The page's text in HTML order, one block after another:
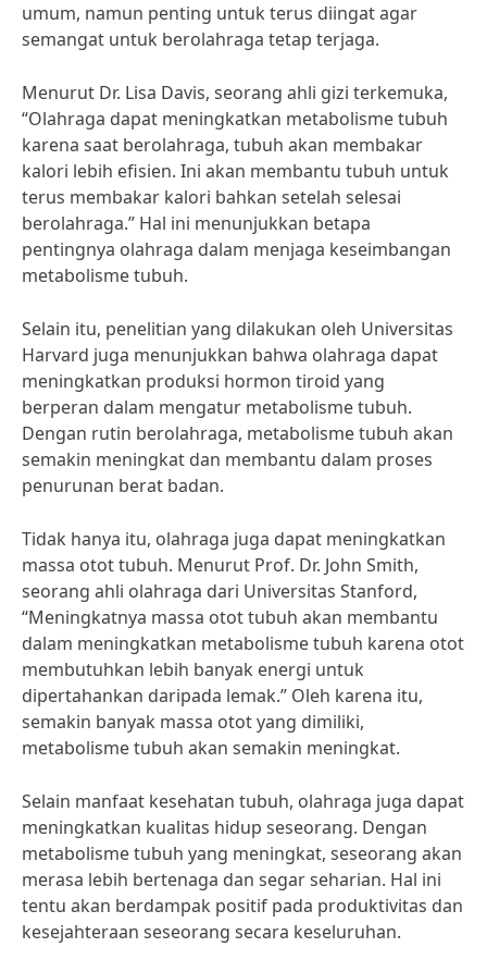
umum, namun penting untuk terus diingat agar
semangat untuk berolahraga tetap terjaga.
Menurut Dr. Lisa Davis, seorang ahli gizi terkemuka,
“Olahraga dapat meningkatkan metabolisme tubuh
karena saat berolahraga, tubuh akan membakar
kalori lebih efisien. Ini akan membantu tubuh untuk
terus membakar kalori bahkan setelah selesai
berolahraga.” Hal ini menunjukkan betapa
pentingnya olahraga dalam menjaga keseimbangan
metabolisme tubuh.
Selain itu, penelitian yang dilakukan oleh Universitas
Harvard juga menunjukkan bahwa olahraga dapat
meningkatkan produksi hormon tiroid yang
berperan dalam mengatur metabolisme tubuh.
Dengan rutin berolahraga, metabolisme tubuh akan
semakin meningkat dan membantu dalam proses
penurunan berat badan.
Tidak hanya itu, olahraga juga dapat meningkatkan
massa otot tubuh. Menurut Prof. Dr. John Smith,
seorang ahli olahraga dari Universitas Stanford,
“Meningkatnya massa otot tubuh akan membantu
dalam meningkatkan metabolisme tubuh karena otot
membutuhkan lebih banyak energi untuk
dipertahankan daripada lemak.” Oleh karena itu,
semakin banyak massa otot yang dimiliki,
metabolisme tubuh akan semakin meningkat.
Selain manfaat kesehatan tubuh, olahraga juga dapat
meningkatkan kualitas hidup seseorang. Dengan
metabolisme tubuh yang meningkat, seseorang akan
merasa lebih bertenaga dan segar seharian. Hal ini
tentu akan berdampak positif pada produktivitas dan
kesejahteraan seseorang secara keseluruhan.